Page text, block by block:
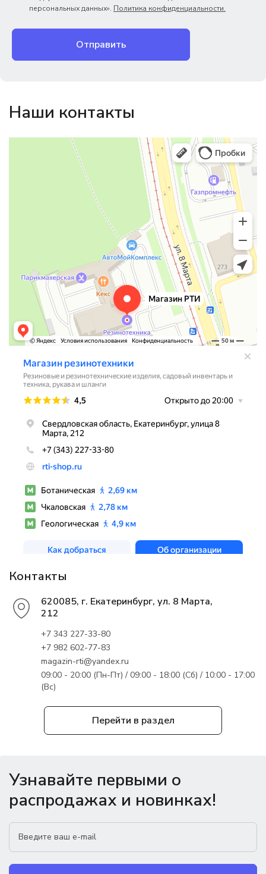
персональных данных». Политика конфиденциальности.
Отправить
Наши контакты
Перейти в раздел
Магазин резинотехники
Резиновые и резинотехнические изделия в Екатеринбурге
Садовый инвентарь и техника в Екатеринбурге
Контакты
620085, г. Екатеринбург, ул. 8 Марта,
212
+7 343 227-33-80
+7 982 602-77-83
magazin-rti@yandex.ru
09:00 - 20:00 (Пн-Пт) / 09:00 - 18:00 (Сб) / 10:00 - 17:00
(Вс)
Узнавайте первыми о
распродажах и новинках!